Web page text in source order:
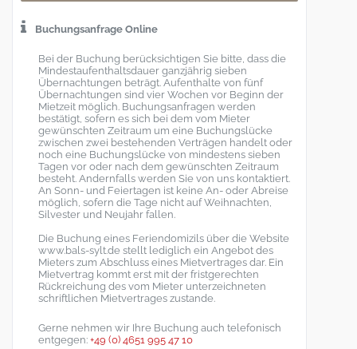
Buchungsanfrage Online
Bei der Buchung berücksichtigen Sie bitte, dass die
Mindestaufenthaltsdauer ganzjährig sieben
Übernachtungen beträgt. Aufenthalte von fünf
Übernachtungen sind vier Wochen vor Beginn der
Mietzeit möglich. Buchungsanfragen werden
bestätigt, sofern es sich bei dem vom Mieter
gewünschten Zeitraum um eine Buchungslücke
zwischen zwei bestehenden Verträgen handelt oder
noch eine Buchungslücke von mindestens sieben
Tagen vor oder nach dem gewünschten Zeitraum
besteht. Andernfalls werden Sie von uns kontaktiert.
An Sonn- und Feiertagen ist keine An- oder Abreise
möglich, sofern die Tage nicht auf Weihnachten,
Silvester und Neujahr fallen.
Die Buchung eines Feriendomizils über die Website
www.bals-sylt.de stellt lediglich ein Angebot des
Mieters zum Abschluss eines Mietvertrages dar. Ein
Mietvertrag kommt erst mit der fristgerechten
Rückreichung des vom Mieter unterzeichneten
schriftlichen Mietvertrages zustande.
Gerne nehmen wir Ihre Buchung auch telefonisch
entgegen: +49 (0) 4651 995 47 10